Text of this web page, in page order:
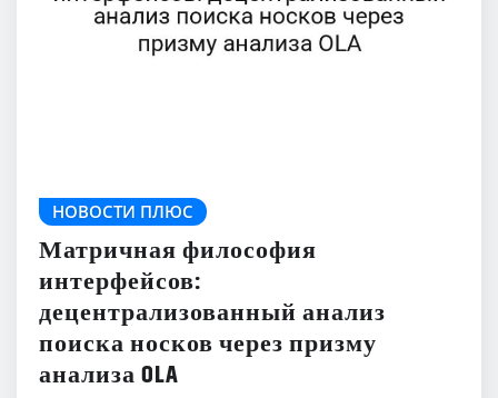
НОВОСТИ ПЛЮС
Матричная философия
интерфейсов:
децентрализованный анализ
поиска носков через призму
анализа OLA